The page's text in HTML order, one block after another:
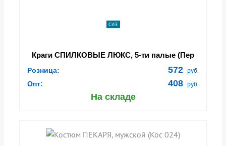
СИЗ
Краги СПИЛКОВЫЕ ЛЮКС, 5-ти палые (Пер
Розница: 572 руб.
Опт: 408 руб.
На складе